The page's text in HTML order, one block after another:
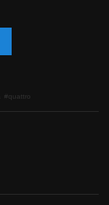
quattro